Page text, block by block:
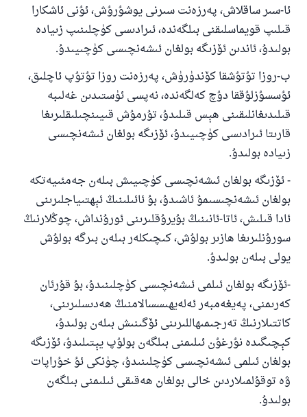
ئا-سىر ساقلاش، پەرزەنت سىرنى يوشۇرۇش، ئۇنى ئاشكارا
قىلىپ قويماسلىقنى بىلگەندە، ئىرادىسى كۈچلىنىپ زىيادە
بولىدۇ، ئاندىن ئۆزىگە بولغان ئىشەنچىسى كۈچىيىدۇ.
ب-روزا تۇتۇشقا كۆندۈرۈش، پەرزەنت روزا تۇتۇپ ئاچلىق،
ئۇسسۇزلۇققا دۇچ كەلگەندە، نەپسى ئۈستىدىن غەلىبە
قىلىدىغانلىقىنى ھېس قىلىدۇ، تۇرمۇش قىيىنچىلىقلىرىغا
قارىتا ئىرادىسى كۈچىيىدۇ، ئۆزىگە بولغان ئىشەنچىسى
زىيادە بولىدۇ.
- ئۆزىگە بولغان ئىشەنچىسى كۈچىيىش بىلەن جەمئىيەتكە
بولغان ئىشەنچىسىمۇ ئاشىدۇ، بۇ ئائىلىنىڭ ئېھتىياجلىرىنى
ئادا قىلىش، ئاتا-ئانىنىڭ بۇيرۇقلىرىنى ئورۇنداش، چوڭلارنىڭ
سورۇنلىرىغا ھازىر بولۇش، كىچىكلەر بىلەن بىرگە بولۇش
يولى بىلەن بولىدۇ.
-ئۆزىگە بولغان ئىلمى ئىشەنچىسى كۈچلىنىدۇ، بۇ قۇرئان
كەرىمنى، پەيغەمبەر ئەلەيھىسسالامنىڭ ھەدىسلىرىنى،
كاتتىلارنىڭ تەرجىمىھاللىرىنى ئۆگىنىش بىلەن بولىدۇ،
كېچىگىدە نۇرغۇن ئىلىمنى بىلگەن بولۇپ يېتىلىدۇ، ئۆزىگە
بولغان ئىلمى ئىشەنچىسى كۈچلىنىدۇ، چۈنكى ئۇ خۇراپات
ۋە توقۇلمىلاردىن خالى بولغان ھەقىقى ئىلىمنى بىلگەن
بولىدۇ.